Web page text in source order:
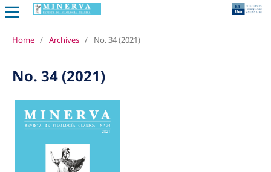
Home / Archives / No. 34 (2021)
No. 34 (2021)